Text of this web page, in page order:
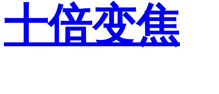
十倍变焦